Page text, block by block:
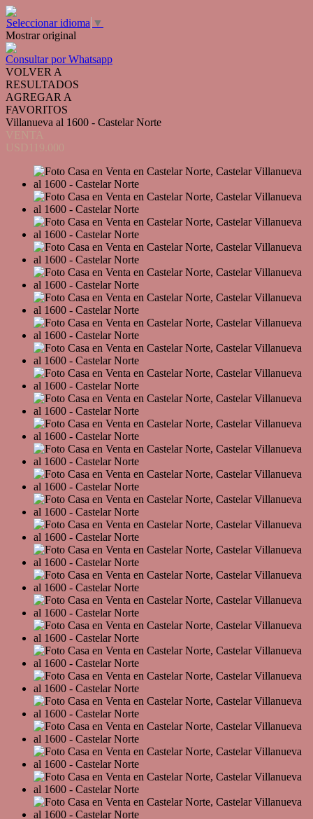
Seleccionar idioma ▼
Mostrar original
Consultar por Whatsapp
VOLVER A
RESULTADOS
AGREGAR A
FAVORITOS
Villanueva al 1600 - Castelar Norte
VENTA
USD119.000